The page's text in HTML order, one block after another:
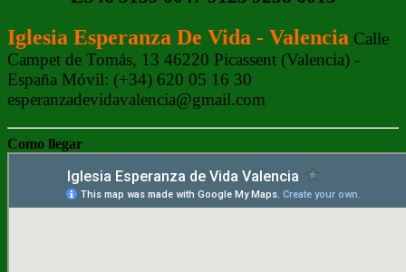
Iglesia Esperanza De Vida - Valencia Calle
Campet de Tomás, 13 46220 Picassent (Valencia) -
España Móvil: (+34) 620 05 16 30
esperanzadevidavalencia@gmail.com
Como llegar